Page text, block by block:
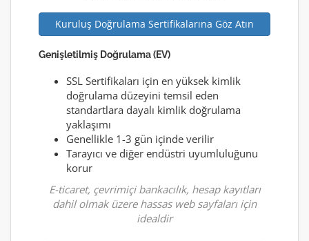
Kuruluş Doğrulama Sertifikalarına Göz Atın
Genişletilmiş Doğrulama (EV)
SSL Sertifikaları için en yüksek kimlik
doğrulama düzeyini temsil eden
standartlara dayalı kimlik doğrulama
yaklaşımı
Genellikle 1-3 gün içinde verilir
Tarayıcı ve diğer endüstri uyumluluğunu
korur
E-ticaret, çevrimiçi bankacılık, hesap kayıtları
dahil olmak üzere hassas web sayfaları için
idealdir